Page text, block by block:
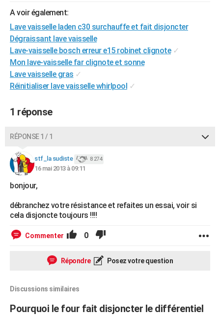
Destinations
City break
Voyage nature
Voyage de noces
Forum
Climat
+PHOTO
GUIDES D'ACHAT
BONS PLANS
CARTE DE VOEUX
Dictionnaire
Biographies
Citations
Expressions
Proverbes
PROGRAMME TV
COPAINS D'AVANT
S'inscrire
Se connecter
Lycées
Collèges
Primaires
Universités
Entreprises
Service militaire
Avis de recherche
AVIS DE DÉCÈS
FORUM
A voir également:
Lave vaisselle laden c30 surchauffe et fait disjoncter
Dégraissant lave vaisselle
Lave-vaisselle bosch erreur e15 robinet clignote ✓
Mon lave-vaisselle far clignote et sonne
Lave vaisselle gras ✓
Réinitialiser lave vaisselle whirlpool ✓
1 réponse
RÉPONSE 1 / 1
stf_la sudiste 8 274
16 mai 2013 à 09:11
bonjour,
débranchez votre résistance et refaites un essai, voir si
cela disjoncte toujours !!!!
Commenter 0
Répondre Posez votre question
Discussions similaires
Pourquoi le four fait disjoncter le différentiel